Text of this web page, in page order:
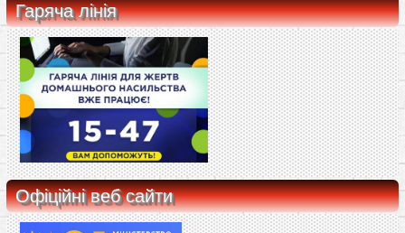
Гаряча лінія
Офіційні веб сайти